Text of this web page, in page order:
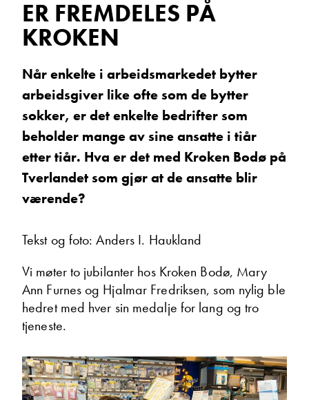
Vis telefon
Vis telefon
ER FREMDELES PÅ
KROKEN
Når enkelte i arbeidsmarkedet bytter
arbeidsgiver like ofte som de bytter
sokker, er det enkelte bedrifter som
beholder mange av sine ansatte i tiår
etter tiår. Hva er det med Kroken Bodø på
Tverlandet som gjør at de ansatte blir
værende?
Tekst og foto: Anders I. Haukland
Vi møter to jubilanter hos Kroken Bodø, Mary
Ann Furnes og Hjalmar Fredriksen, som nylig ble
hedret med hver sin medalje for lang og tro
tjeneste.